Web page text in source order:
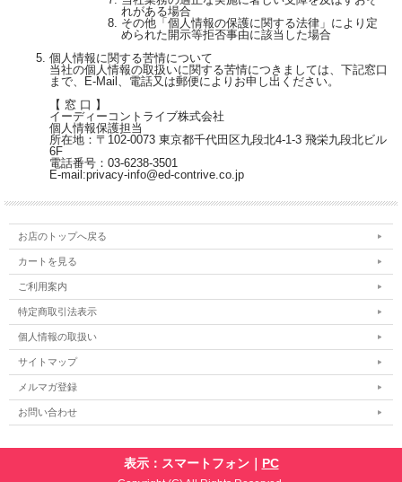
れがある場合
その他「個人情報の保護に関する法律」により定
められた開示等拒否事由に該当した場合
個人情報に関する苦情について
当社の個人情報の取扱いに関する苦情につきましては、下記窓口
まで、E-Mail、電話又は郵便によりお申し出ください。
【 窓 口 】
イーディーコントライブ株式会社
個人情報保護担当
所在地：〒102-0073 東京都千代田区九段北4-1-3 飛栄九段北ビル
6F
電話番号：03-6238-3501
E-mail:privacy-info@ed-contrive.co.jp
お店のトップへ戻る
カートを見る
ご利用案内
特定商取引法表示
個人情報の取扱い
サイトマップ
メルマガ登録
お問い合わせ
表示：スマートフォン｜ PC